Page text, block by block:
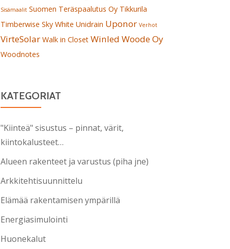
Sisämaalit Suomen Teräspaalutus Oy Tikkurila
Timberwise Sky White Unidrain Uponor Verhot
VirteSolar Walk in Closet Winled Woode Oy
Woodnotes
KATEGORIAT
"Kiinteä" sisustus – pinnat, värit,
kiintokalusteet…
Alueen rakenteet ja varustus (piha jne)
Arkkitehtisuunnittelu
Elämää rakentamisen ympärillä
Energiasimulointi
Huonekalut